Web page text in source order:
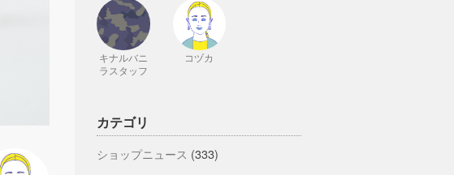
キナルバニ
ラスタッフ
コヅカ
カテゴリ
ショップニュース (333)